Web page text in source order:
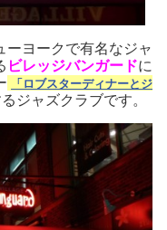
ーヨークで有名なジャ
ビレッジバンガードに
「ロブスターディナーとジ
ジャズクラブです。